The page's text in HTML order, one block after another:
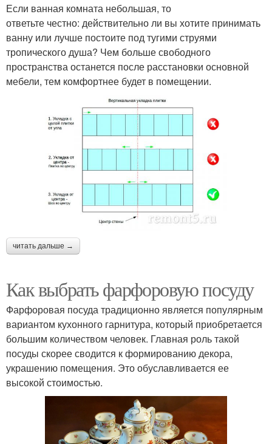
Если ванная комната небольшая, то
ответьте честно: действительно ли вы хотите принимать
ванну или лучше постоите под тугими струями
тропического душа? Чем больше свободного
пространства останется после расстановки основной
мебели, тем комфортнее будет в помещении.
читать дальше →
Как выбрать фарфоровую посуду
Фарфоровая посуда традиционно является популярным
вариантом кухонного гарнитура, который приобретается
большим количеством человек. Главная роль такой
посуды скорее сводится к формированию декора,
украшению помещения. Это обуславливается ее
высокой стоимостью.